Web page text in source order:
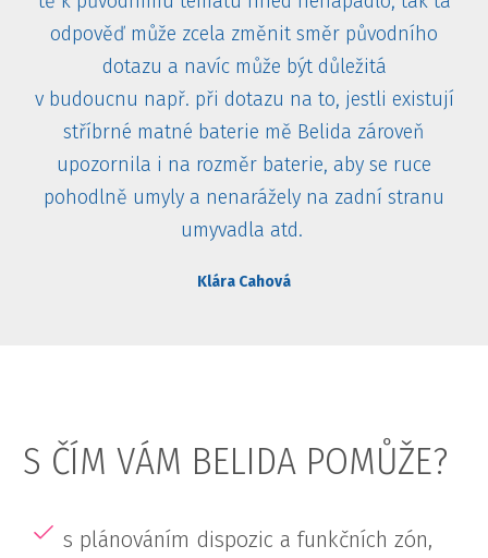
odpověď může zcela změnit směr původního
dotazu a navíc může být důležitá
v budoucnu např. při dotazu na to, jestli existují
stříbrné matné baterie mě Belida zároveň
upozornila i na rozměr baterie, aby se ruce
pohodlně umyly a nenarážely na zadní stranu
umyvadla atd.
Klára Cahová
S ČÍM VÁM BELIDA POMŮŽE?
s plánováním dispozic a funkčních zón,